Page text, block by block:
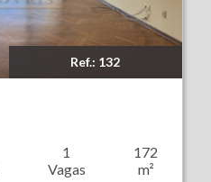
Ref.: 132
1
Vagas
172
m²